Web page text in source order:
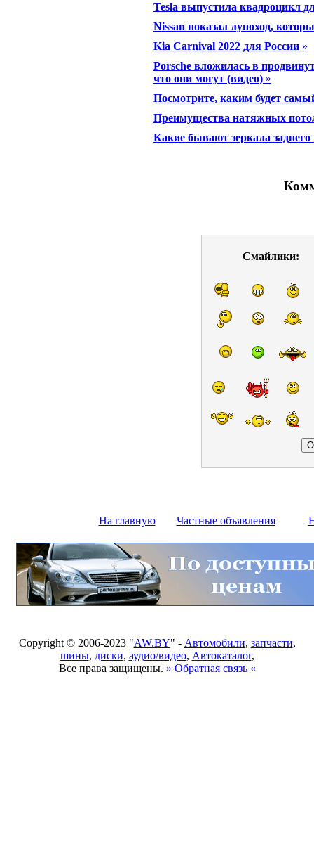
Tesla выпустила квадроцикл
Nissan показал луноход,
Kia Carnival 2022 для России »
Porsche вложилась в
что они могут (видео) »
Посмотрите, каким будет
Преимущества натяжных
Какие бывают зеркала
Смайлики:
На главную Частные объявления
Copyright © 2006-2023 "AW.BY" - Автомобили, запчасти,
шины, диски, аудио/видео, Автокаталог,
Все права защищены. » Обратная связь «